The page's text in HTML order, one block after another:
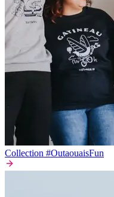
Collection #OutaouaisFun